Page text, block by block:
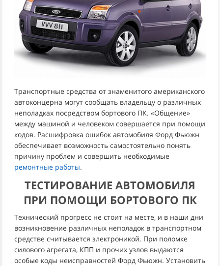
Транспортные средства от знаменитого американского
автоконцерна могут сообщать владельцу о различных
неполадках посредством бортового ПК. «Общение»
между машиной и человеком совершается при помощи
кодов. Расшифровка ошибок автомобиля Форд Фьюжн
обеспечивает возможность самостоятельно понять
причину проблем и совершить необходимые
ремонтные работы.
ТЕСТИРОВАНИЕ АВТОМОБИЛЯ
ПРИ ПОМОЩИ БОРТОВОГО ПК
Технический прогресс не стоит на месте, и в наши дни
возникновение различных неполадок в транспортном
средстве считывается электроникой. При поломке
силового агрегата, КПП и прочих узлов выдаются
особые коды неисправностей Форд Фьюжн. Установить